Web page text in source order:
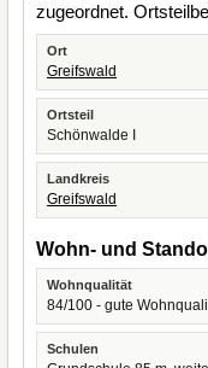
zugeordnet.
Ort
Greifswald
Ortsteil
Schönwalde I
Landkreis
Greifswald
Wohn- und
Wohnqualität
84/100 - gute
Schulen